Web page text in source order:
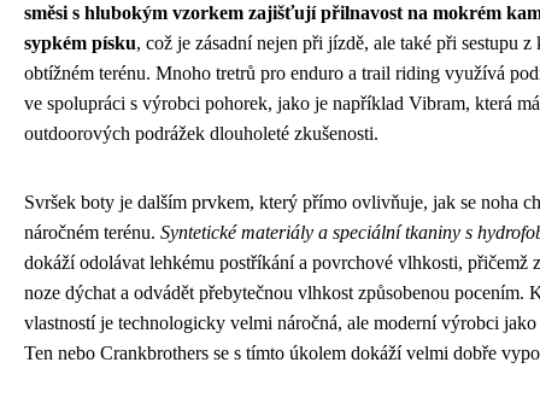
směsi s hlubokým vzorkem zajišťují přilnavost na mokrém
sypkém písku, což je zásadní nejen při jízdě, ale také při sestupu
obtížném terénu. Mnoho tretrů pro enduro a trail riding využívá
ve spolupráci s výrobci pohorek, jako je například Vibram, která
outdoorových podrážek dlouholeté zkušenosti.
Svršek boty je dalším prvkem, který přímo ovlivňuje, jak se noha
náročném terénu. Syntetické materiály a speciální tkaniny s
dokáží odolávat lehkému postříkání a povrchové vlhkosti, přičemž
noze dýchat a odvádět přebytečnou vlhkost způsobenou pocením.
vlastností je technologicky velmi náročná, ale moderní výrobci
Ten nebo Crankbrothers se s tímto úkolem dokáží velmi dobře